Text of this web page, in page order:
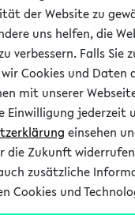
und
finden Sie
-Link bei jeder
meist keine direkte
mit eKVV
über die
eKVV eingetragen
der Website zu
uns helfen, die
verbessern. Falls Sie
Cookies und Daten
mit unserer
Einwilligung jederzeit
einsehen
die Zukunft
zusätzliche
Cookies und